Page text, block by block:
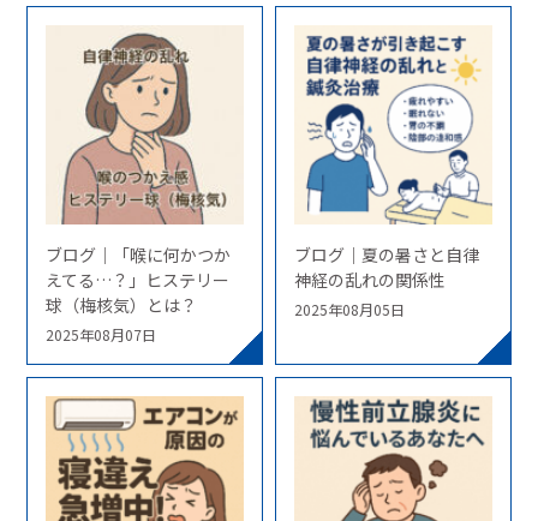
ブログ｜「喉に何かつか
えてる…？」ヒステリー
球（梅核気）とは？
2025年08月07日
ブログ｜夏の暑さと自律
神経の乱れの関係性
2025年08月05日